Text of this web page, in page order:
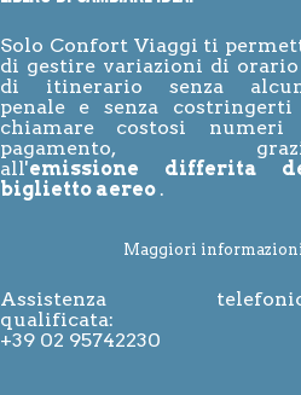
Solo Confort Viaggi ti
di gestire variazioni di orario
di itinerario senza
penale e senza costringerti
chiamare costosi numeri
pagamento,
all'emissione differita
biglietto aereo .
Maggiori
Assistenza
qualificata:
+39 02 95742230